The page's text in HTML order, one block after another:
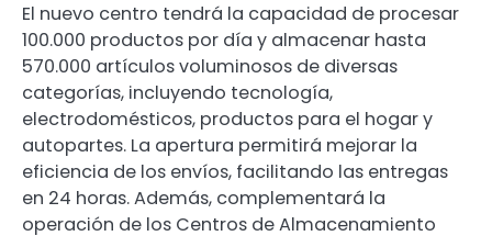
El nuevo centro tendrá la capacidad de procesar
100.000 productos por día y almacenar hasta
570.000 artículos voluminosos de diversas
categorías, incluyendo tecnología,
electrodomésticos, productos para el hogar y
autopartes. La apertura permitirá mejorar la
eficiencia de los envíos, facilitando las entregas
en 24 horas. Además, complementará la
operación de los Centros de Almacenamiento